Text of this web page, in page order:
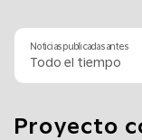
Noticias publicadas antes
Todo el tiempo
Proyecto